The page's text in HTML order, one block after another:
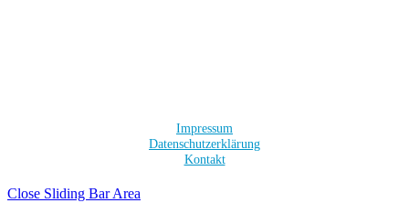
Impressum
Datenschutzerklärung
Kontakt
Close Sliding Bar Area